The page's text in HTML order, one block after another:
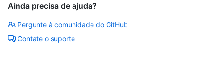
Ainda precisa de ajuda?
Pergunte à comunidade do GitHub
Contate o suporte